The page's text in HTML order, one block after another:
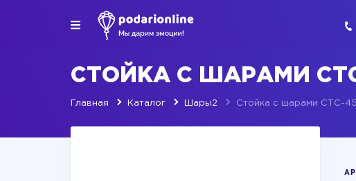
СТОЙКА С ШАРАМИ
Главная Каталог Шары2 Стойка с шарами СТС-45